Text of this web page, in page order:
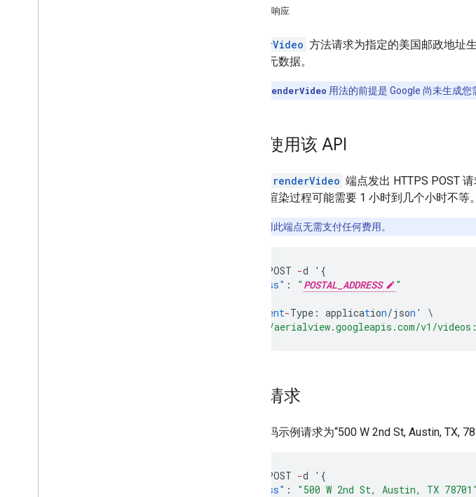
主动响应
renderVideo 方法请求为指定的美国邮政地址
视频的元数据。
renderVideo 用法的前提是 Google 尚未生成
如何使用该 API
renderVideo 端点发出 HTTPS POST
所示。渲染过程可能需要 1 小时到几个小时不等。
使用此端点无需支付任何费用。
POST -d ' {
"address" : " POSTAL_ADDRESS
"
ntent-Type : application/json '
\
"https://aerialview.googleapis.com/v1/
示例请求
以下代码示例请求为“500 W 2nd St, Austin, TX,
POST -d ' {
"address" :
"500 W 2nd St, Austin, TX 78701"